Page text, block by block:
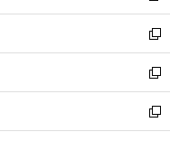
開
く
ウ
で
開
く
ン
ド
ウ
で
開
く
ウ
ィ
ン
ド
ウ
で
開
し
い
ウ
ィ
ン
ド
ウ
新
し
い
ウ
ィ
ン
新
し
い
ウ
新
し